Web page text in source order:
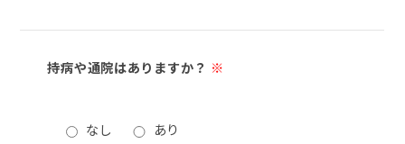
持病や通院はありますか？ ※
なし
あり